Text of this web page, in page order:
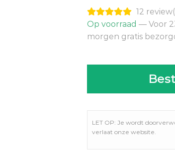
12
Op voorraad — Voor
morgen gratis
LET OP: Je wordt
verlaat onze website.